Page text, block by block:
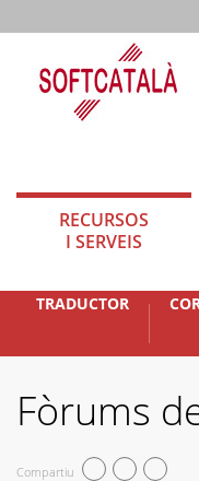
RECURSOS
I SERVEIS
TRADUCTOR
Fòrums
Compartiu